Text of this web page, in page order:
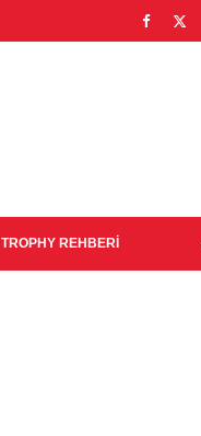
TROPHY REHBERI